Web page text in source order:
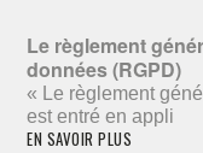
Le règlement
données (RGPD)
« Le règlement
est entré en appli
EN SAVOIR PLUS